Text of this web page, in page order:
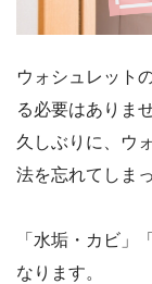
ウォシュレット
る必要はありませ
久しぶりに、ウ
法を忘れてしま
「水垢・カビ」
なります。